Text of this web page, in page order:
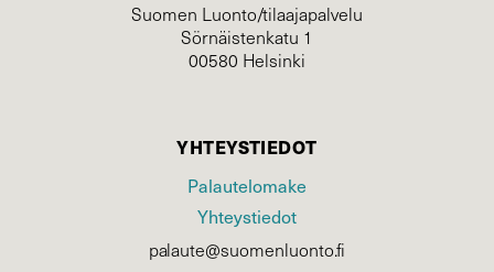
Suomen Luonto/tilaajapalvelu
Sörnäistenkatu 1
00580 Helsinki
YHTEYSTIEDOT
Palautelomake
Yhteystiedot
palaute@suomenluonto.fi